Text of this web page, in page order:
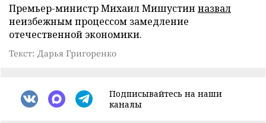
Премьер-министр Михаил Мишустин назвал
неизбежным процессом замедление
отечественной экономики.
Текст: Дарья Григоренко
Подписывайтесь на наши
каналы